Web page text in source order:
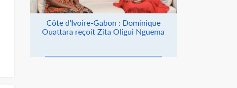
Côte d'Ivoire-Gabon : Dominique
Ouattara reçoit Zita Oligui Nguema